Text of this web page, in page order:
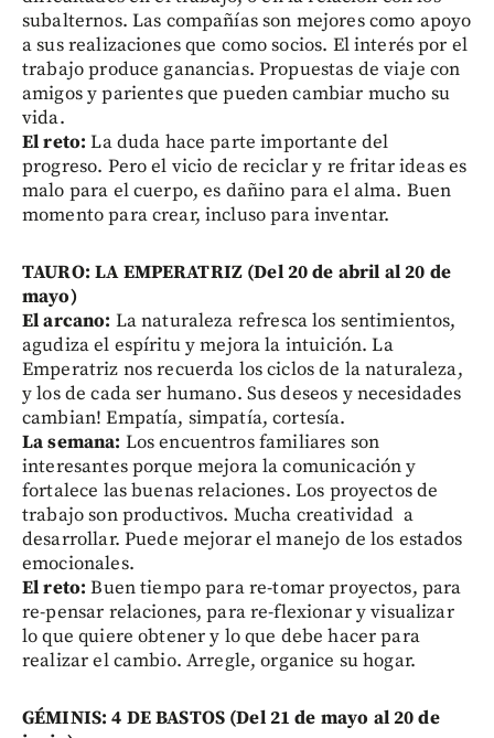
subalternos. Las compañías son mejores como apoyo
a sus realizaciones que como socios. El interés por el
trabajo produce ganancias. Propuestas de viaje con
amigos y parientes que pueden cambiar mucho su
vida.
El reto: La duda hace parte importante del
progreso. Pero el vicio de reciclar y re fritar ideas es
malo para el cuerpo, es dañino para el alma. Buen
momento para crear, incluso para inventar.
TAURO: LA EMPERATRIZ (Del 20 de abril al 20 de
mayo)
El arcano: La naturaleza refresca los sentimientos,
agudiza el espíritu y mejora la intuición. La
Emperatriz nos recuerda los ciclos de la naturaleza,
y los de cada ser humano. Sus deseos y necesidades
cambian! Empatía, simpatía, cortesía.
La semana: Los encuentros familiares son
interesantes porque mejora la comunicación y
fortalece las buenas relaciones. Los proyectos de
trabajo son productivos. Mucha creatividad a
desarrollar. Puede mejorar el manejo de los estados
emocionales.
El reto: Buen tiempo para re-tomar proyectos, para
re-pensar relaciones, para re-flexionar y visualizar
lo que quiere obtener y lo que debe hacer para
realizar el cambio. Arregle, organice su hogar.
GÉMINIS: 4 DE BASTOS (Del 21 de mayo al 20 de